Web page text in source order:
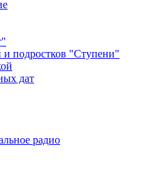
и подростков "Ступени"
дат
радио